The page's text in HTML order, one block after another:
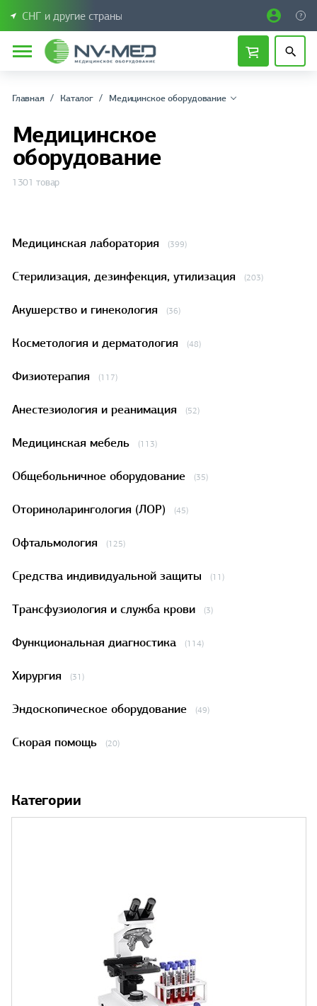
СНГ и другие страны
Главная Каталог Медицинское оборудование
Медицинское
оборудование
1301 товар
Медицинская лаборатория (399)
Стерилизация, дезинфекция, утилизация (203)
Акушерство и гинекология (36)
Косметология и дерматология (48)
Физиотерапия (117)
Анестезиология и реанимация (52)
Медицинская мебель (113)
Общебольничное оборудование (35)
Оториноларингология (ЛОР) (45)
Офтальмология (125)
Средства индивидуальной защиты (11)
Трансфузиология и служба крови (3)
Функциональная диагностика (114)
Хирургия (31)
Эндоскопическое оборудование (49)
Скорая помощь (20)
Категории